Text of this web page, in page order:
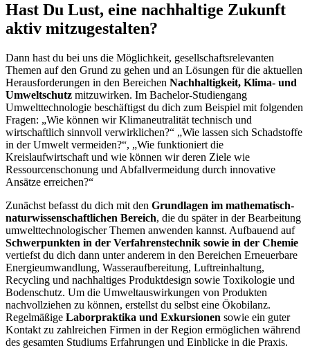
Hast Du Lust, eine nachhaltige Zukunft
aktiv mitzugestalten?
Dann hast du bei uns die Möglichkeit, gesellschaftsrelevanten
Themen auf den Grund zu gehen und an Lösungen für die aktuellen
Herausforderungen in den Bereichen Nachhaltigkeit, Klima- und
Umweltschutz mitzuwirken. Im Bachelor-Studiengang
Umwelttechnologie beschäftigst du dich zum Beispiel mit folgenden
Fragen: „Wie können wir Klimaneutralität technisch und
wirtschaftlich sinnvoll verwirklichen?“ „Wie lassen sich Schadstoffe
in der Umwelt vermeiden?“, „Wie funktioniert die
Kreislaufwirtschaft und wie können wir deren Ziele wie
Ressourcenschonung und Abfallvermeidung durch innovative
Ansätze erreichen?“
Zunächst befasst du dich mit den Grundlagen im mathematisch-
naturwissenschaftlichen Bereich, die du später in der Bearbeitung
umwelttechnologischer Themen anwenden kannst. Aufbauend auf
Schwerpunkten in der Verfahrenstechnik sowie in der Chemie
vertiefst du dich dann unter anderem in den Bereichen Erneuerbare
Energieumwandlung, Wasseraufbereitung, Luftreinhaltung,
Recycling und nachhaltiges Produktdesign sowie Toxikologie und
Bodenschutz. Um die Umweltauswirkungen von Produkten
nachvollziehen zu können, erstellst du selbst eine Ökobilanz.
Regelmäßige Laborpraktika und Exkursionen sowie ein guter
Kontakt zu zahlreichen Firmen in der Region ermöglichen während
des gesamten Studiums Erfahrungen und Einblicke in die Praxis.